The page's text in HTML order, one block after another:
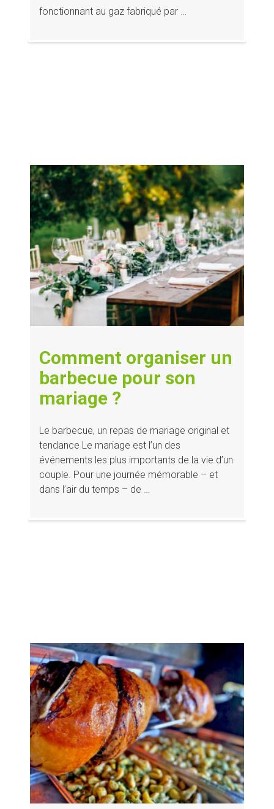
fonctionnant au gaz fabriqué par …
Comment organiser un
barbecue pour son
mariage ?
Le barbecue, un repas de mariage original et
tendance Le mariage est l’un des
événements les plus importants de la vie d’un
couple. Pour une journée mémorable – et
dans l’air du temps – de …